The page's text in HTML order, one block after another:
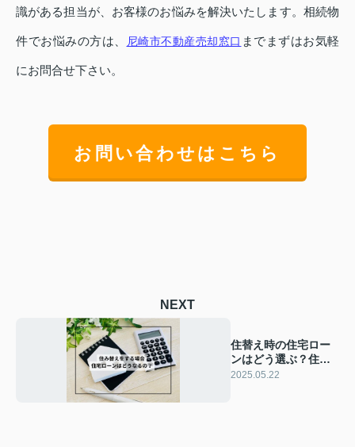
識がある担当が、お客様のお悩みを解決いたします。相続物
件でお悩みの方は、 尼崎市不動産売却窓口 までまずはお気軽
にお問合せ下さい。
お問い合わせはこちら
NEXT
住替え時の住宅ロー
ンはどう選ぶ？住み
替え時の注意点をご
2025.05.22